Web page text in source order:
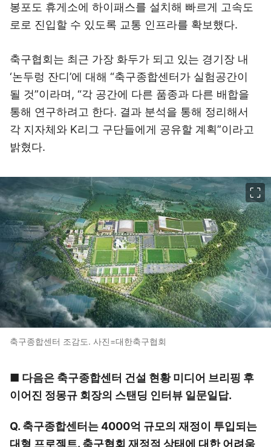
봉포도 휴게소에 하이패스를 설치해 빠르게 고속도
로로 진입할 수 있도록 교통 인프라를 확보했다.
축구협회는 최근 가장 화두가 되고 있는 경기장 내
‘논두렁 잔디’에 대해 “축구종합센터가 실험공간이
될 것”이라며, “각 공간에 다른 품종과 다른 배합을
통해 연구하려고 한다. 결과 분석을 통해 정리해서
각 지자체와 K리그 구단들에게 공유할 계획”이라고
밝혔다.
축구종합센터 조감도. 사진=대한축구협회
■ 다음은 축구종합센터 건설 현황 미디어 브리핑 후
이어진 정몽규 회장의 스탠딩 인터뷰 일문일답.
Q. 축구종합센터는 4000억 규모의 재정이 투입되는
대형 프로젝트. 축구협회 재정적 상태에 대한 어려움